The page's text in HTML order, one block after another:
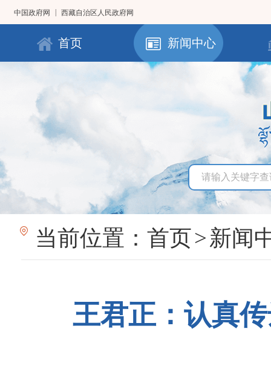
中国政府网 西藏自治区人民政府网
首页 新闻中心
当前位置： 首页>新闻
王君正：认真